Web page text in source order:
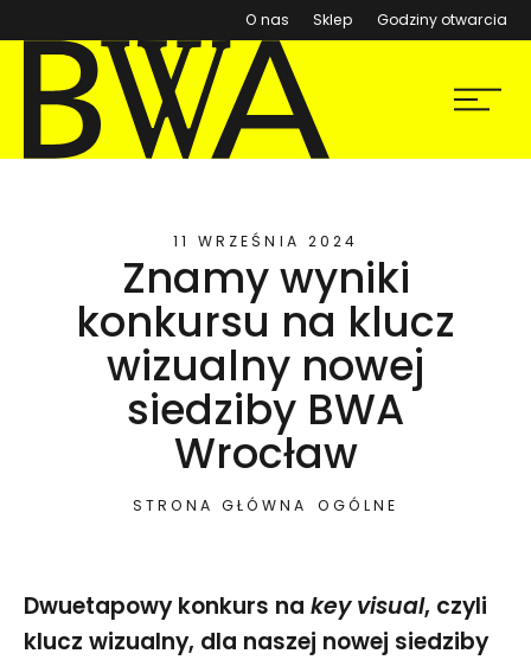
O nas Sklep (otwiera się w nowym
Godziny otwarcia
BWA Wrocław
Galerie Sztuki Współczesnej
Menu
11 WRZEŚNIA 2024
Znamy wyniki
konkursu na klucz
wizualny nowej
siedziby BWA
Wrocław
STRONA GŁÓWNA OGÓLNE
Dwuetapowy konkurs na key visual, czyli
klucz wizualny, dla naszej nowej siedziby